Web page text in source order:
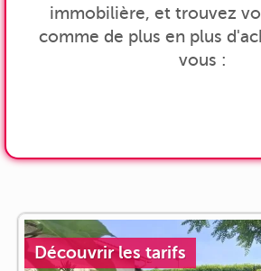
immobilière, et trouvez
comme de plus en plus
vous :
Découvrir les tarifs